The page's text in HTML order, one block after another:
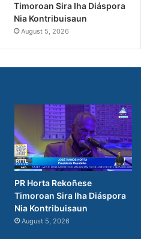
Timoroan Sira Iha Diáspora
Nia Kontribuisaun
August 5, 2026
PR Horta Rekoñese
Timoroan Sira Iha Diáspora
Nia Kontribuisaun
August 5, 2026